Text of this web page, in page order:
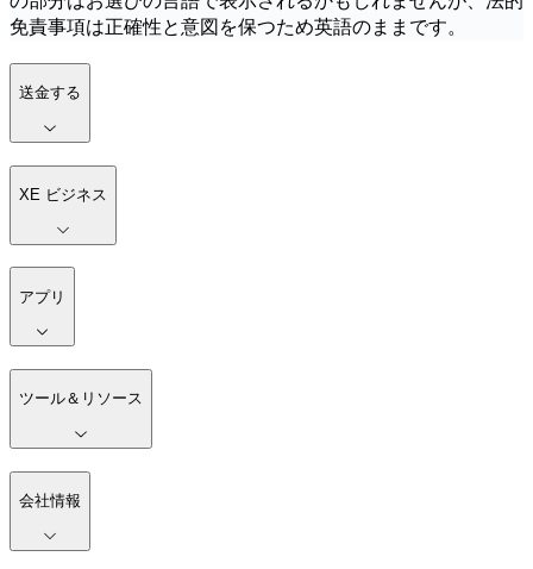
免責事項は正確性と意図を保つため英語のままです。
送金する
XE ビジネス
アプリ
ツール＆リソース
会社情報